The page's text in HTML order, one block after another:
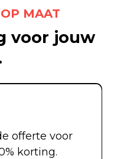
MAAT
voor jouw
offerte voor
korting.